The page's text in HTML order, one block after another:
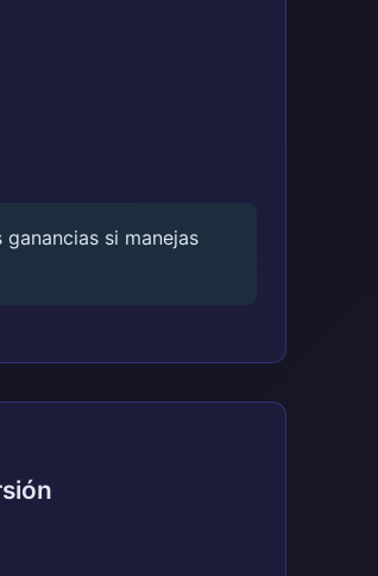
si manejas